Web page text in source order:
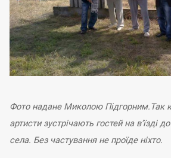
Фото надане Миколою Підгорним.Так
артисти зустрічають гостей на в’їзді
села. Без частування не проїде ніхто.